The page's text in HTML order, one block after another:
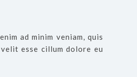
ad minim veniam, quis
esse cillum dolore eu